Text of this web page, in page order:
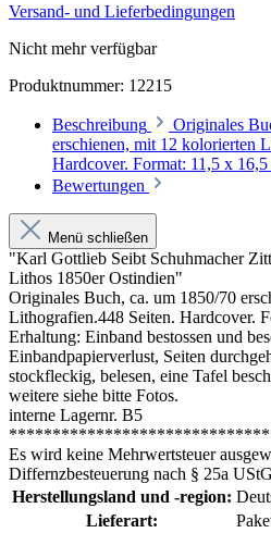
Versand- und Lieferbedingungen
Nicht mehr verfügbar
Produktnummer: 12215
Beschreibung
Originales
erschienen, mit 12 kolorierten
Hardcover. Format: 11,5 x
Bewertungen
Menü schließen
"Karl Gottlieb Seibt Schuhmacher
Lithos 1850er Ostindien"
Originales Buch, ca. um 1850/70
Lithografien.448 Seiten. Hardcover.
Erhaltung: Einband bestossen und
Einbandpapierverlust, Seiten
stockfleckig, belesen, eine Tafel
weitere siehe bitte Fotos.
interne Lagernr. B5
Es wird keine Mehrwertsteuer
Differnzbesteuerung nach § 25a
Herstellungsland und -region:
Lieferart: